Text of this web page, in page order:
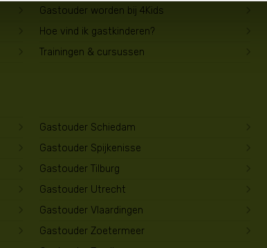
Gastouder worden bij 4Kids
Hoe vind ik gastkinderen?
Trainingen & cursussen
Gastouder Schiedam
Gastouder Spijkenisse
Gastouder Tilburg
Gastouder Utrecht
Gastouder Vlaardingen
Gastouder Zoetermeer